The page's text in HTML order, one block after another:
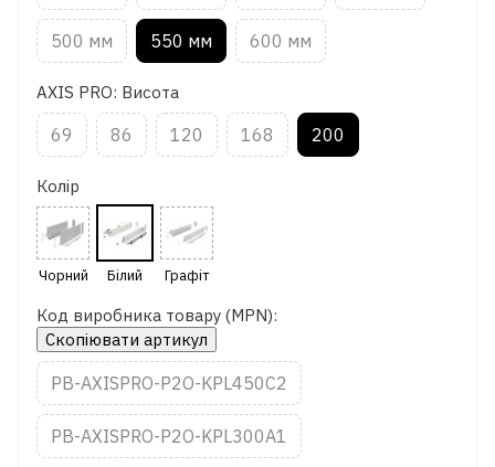
500 мм 550 мм 600 мм
AXIS PRO: Висота
69 86 120 168 200
Колір
Код виробника товару (MPN):
Скопіювати артикул
PB-AXISPRO-P2O-KPL450C2
PB-AXISPRO-P2O-KPL300A1